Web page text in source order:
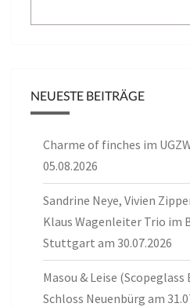
NEUESTE BEITRÄGE
Charme of finches im
05.08.2026
Sandrine Neye, Vivien
Klaus Wagenleiter Trio im
Stuttgart am 30.07.2026
Masou & Leise
Schloss Neuenbürg am